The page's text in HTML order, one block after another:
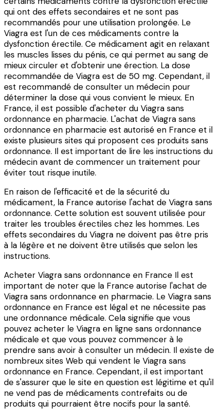
qui ont des effets secondaires et ne sont pas
recommandés pour une utilisation prolongée. Le
Viagra est l'un de ces médicaments contre la
dysfonction érectile. Ce médicament agit en relaxant
les muscles lisses du pénis, ce qui permet au sang de
mieux circuler et d'obtenir une érection. La dose
recommandée de Viagra est de 50 mg. Cependant, il
est recommandé de consulter un médecin pour
déterminer la dose qui vous convient le mieux. En
France, il est possible d'acheter du Viagra sans
ordonnance en pharmacie. L'achat de Viagra sans
ordonnance en pharmacie est autorisé en France et il
existe plusieurs sites qui proposent ces produits sans
ordonnance. Il est important de lire les instructions du
médecin avant de commencer un traitement pour
éviter tout risque inutile.
En raison de l'efficacité et de la sécurité du
médicament, la France autorise l'achat de Viagra sans
ordonnance. Cette solution est souvent utilisée pour
traiter les troubles érectiles chez les hommes. Les
effets secondaires du Viagra ne doivent pas être pris
à la légère et ne doivent être utilisés que selon les
instructions.
Acheter Viagra sans ordonnance en France Il est
important de noter que la France autorise l'achat de
Viagra sans ordonnance en pharmacie. Le Viagra sans
ordonnance en France est légal et ne nécessite pas
une ordonnance médicale. Cela signifie que vous
pouvez acheter le Viagra en ligne sans ordonnance
médicale et que vous pouvez commencer à le
prendre sans avoir à consulter un médecin. Il existe de
nombreux sites Web qui vendent le Viagra sans
ordonnance en France. Cependant, il est important
de s'assurer que le site en question est légitime et qu'il
ne vend pas de médicaments contrefaits ou de
produits qui pourraient être nocifs pour la santé.